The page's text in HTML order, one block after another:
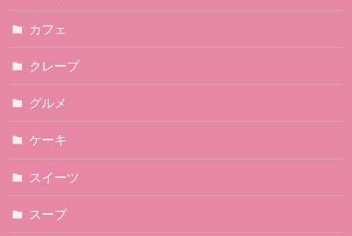
カフェ
クレープ
グルメ
ケーキ
スイーツ
スープ